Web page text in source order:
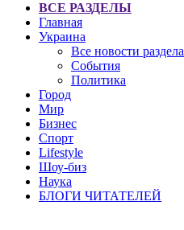
ВСЕ РАЗДЕЛЫ
Главная
Украина
Все новости раздела
События
Политика
Город
Мир
Бизнес
Спорт
Lifestyle
Шоу-биз
Наука
БЛОГИ ЧИТАТЕЛЕЙ